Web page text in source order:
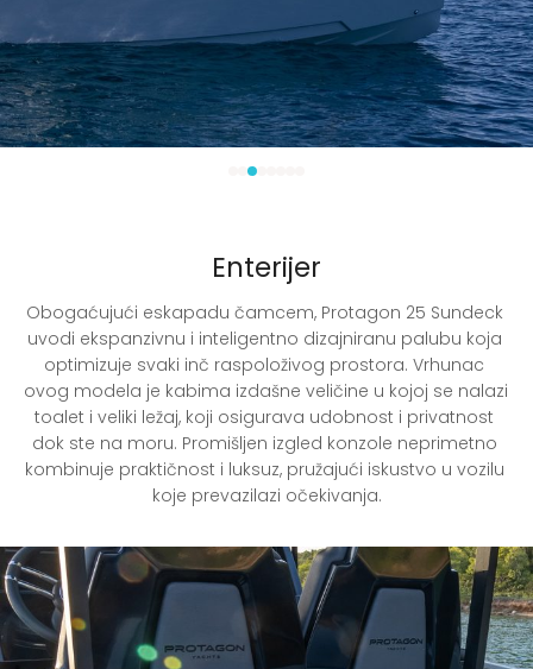
Enterijer
Obogaćujući eskapadu čamcem, Protagon 25 Sundeck
uvodi ekspanzivnu i inteligentno dizajniranu palubu koja
optimizuje svaki inč raspoloživog prostora. Vrhunac
ovog modela je kabima izdašne veličine u kojoj se nalazi
toalet i veliki ležaj, koji osigurava udobnost i privatnost
dok ste na moru. Promišljen izgled konzole neprimetno
kombinuje praktičnost i luksuz, pružajući iskustvo u vozilu
koje prevazilazi očekivanja.